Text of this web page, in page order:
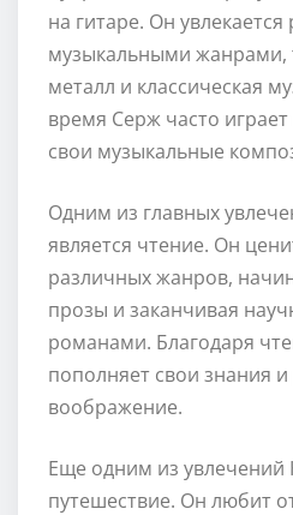
на гитаре. Он
музыкальными жанрами,
металл и классическая
время Серж часто играет
свои музыкальные
Одним из главных
является чтение. Он
различных жанров,
прозы и заканчивая
романами. Благодаря
пополняет свои знания и
воображение.
Еще одним из увлечений
путешествие. Он любит